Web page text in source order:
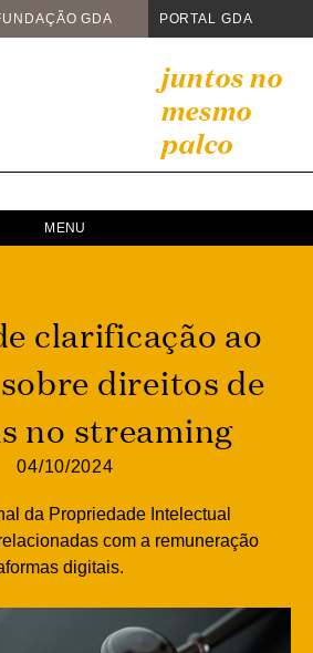
GDA PORTAL GDA
juntos no
mesmo
palco
clarificação ao
direitos de
no streaming
04/10/2024
da Propriedade Intelectual
com a remuneração
digitais.